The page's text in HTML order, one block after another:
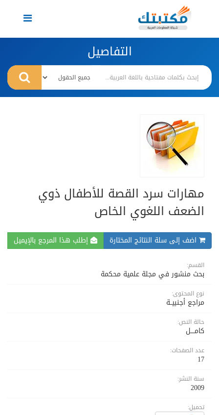
Toggle
navigation
التفاصيل
مهارات سرد القصة للأطفال ذوي
الضعف اللغوي الخاص
اضف إلى سلة النتائج المختارة إطلب هذا المرجع بالإيميل
القسم:
بحث منشور في مجلة علمية محكمة
نوع المحتوى:
مراجع أجنبيــة
حالة النص:
كامــــل
عدد الصفحات:
17
سنة النشر:
2009
تحميل: